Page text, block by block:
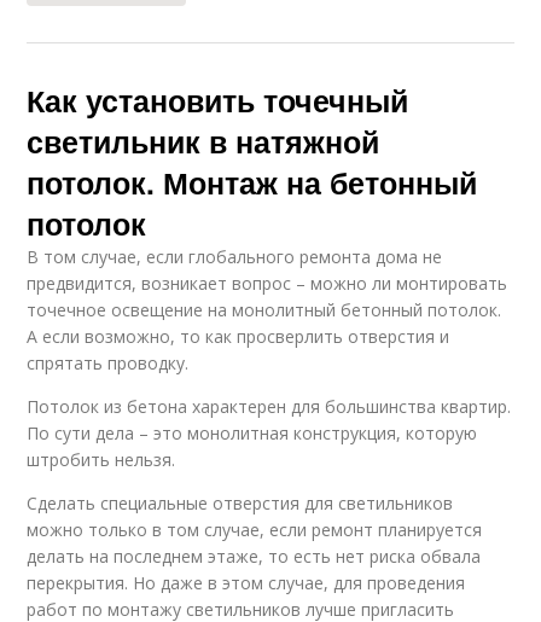
Как установить точечный
светильник в натяжной
потолок. Монтаж на бетонный
потолок
В том случае, если глобального ремонта дома не
предвидится, возникает вопрос – можно ли монтировать
точечное освещение на монолитный бетонный потолок.
А если возможно, то как просверлить отверстия и
спрятать проводку.
Потолок из бетона характерен для большинства квартир.
По сути дела – это монолитная конструкция, которую
штробить нельзя.
Сделать специальные отверстия для светильников
можно только в том случае, если ремонт планируется
делать на последнем этаже, то есть нет риска обвала
перекрытия. Но даже в этом случае, для проведения
работ по монтажу светильников лучше пригласить